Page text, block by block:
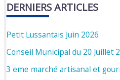
DERNIERS ARTICLES
Petit Lussantais Juin 2026
Conseil Municipal du 20 Juillet
3 eme marché artisanal et